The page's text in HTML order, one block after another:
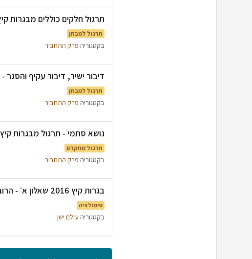
תרגול חלקים כוללים מבגרות קיץ
תרגול למבחן
בקטגוריה פרק התחביר
דיבור ישיר, דיבור עקיף והסגר -
תרגול למבחן
בקטגוריה פרק התחביר
נושא סתמי - תרגול מבגרות קיץ 2019
תרגול מתקדם
בקטגוריה פרק התחביר
בגרות קיץ 2016 שאלון א׳ - הרובוטים בוא יבואו
סימולציה
בקטגוריה עולם ישן